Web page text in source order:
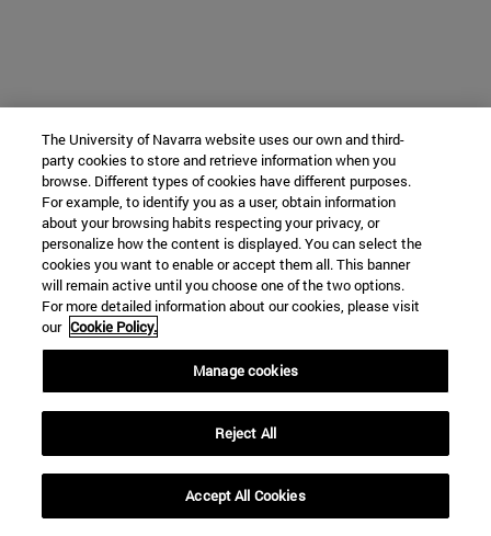
The University of Navarra website uses our own and third-
party cookies to store and retrieve information when you
browse. Different types of cookies have different purposes.
For example, to identify you as a user, obtain information
about your browsing habits respecting your privacy, or
personalize how the content is displayed. You can select the
cookies you want to enable or accept them all. This banner
will remain active until you choose one of the two options.
For more detailed information about our cookies, please visit
our Cookie Policy.
Manage cookies
Reject All
Accept All Cookies